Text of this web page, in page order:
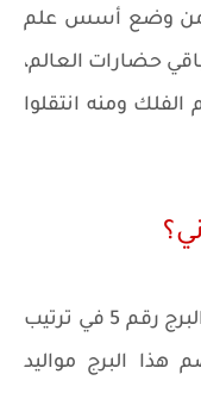
من وضع أسس علم
حضارات العالم،
الفلك ومنه انتقلوا
برج أوزوريس الفرعوني (Osiris) هو البرج رقم 5 في ترتيب
هذا البرج مواليد